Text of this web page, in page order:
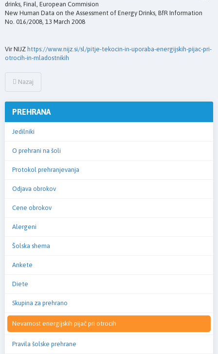
drinks, Final, European Commision
New Human Data on the Assessment of Energy Drinks, BfR Information
No. 016/2008, 13 March 2008
Vir NIJZ https://www.nijz.si/sl/pitje-tekocin-in-uporaba-energijskih-pijac-pri-
otrocih-in-mladostnikih
Nazaj
PREHRANA
Jedilniki
O prehrani na šoli
Protokol prehranjevanja
Odjava obrokov
Cene obrokov
Alergeni
Šolska shema
Ankete
Diete
Skupina za prehrano
Nevarnost energijskih pijač pri otrocih
Pravila šolske prehrane